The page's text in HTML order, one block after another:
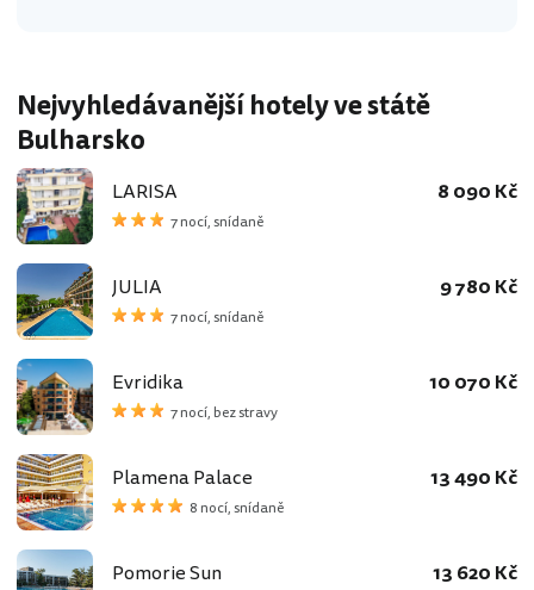
Nejvyhledávanější hotely ve státě
Bulharsko
LARISA
7 nocí, snídaně
8 090 Kč
JULIA
7 nocí, snídaně
9 780 Kč
Evridika
7 nocí, bez stravy
10 070 Kč
Plamena Palace
8 nocí, snídaně
13 490 Kč
Pomorie Sun 13 620 Kč